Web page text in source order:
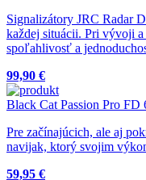
Signalizátory JRC Radar
každej situácii. Pri vývoji
spoľahlivosť a
99,90 €
Black Cat Passion Pro FD
Pre začínajúcich, ale aj
navijak, ktorý svojim
59,95 €